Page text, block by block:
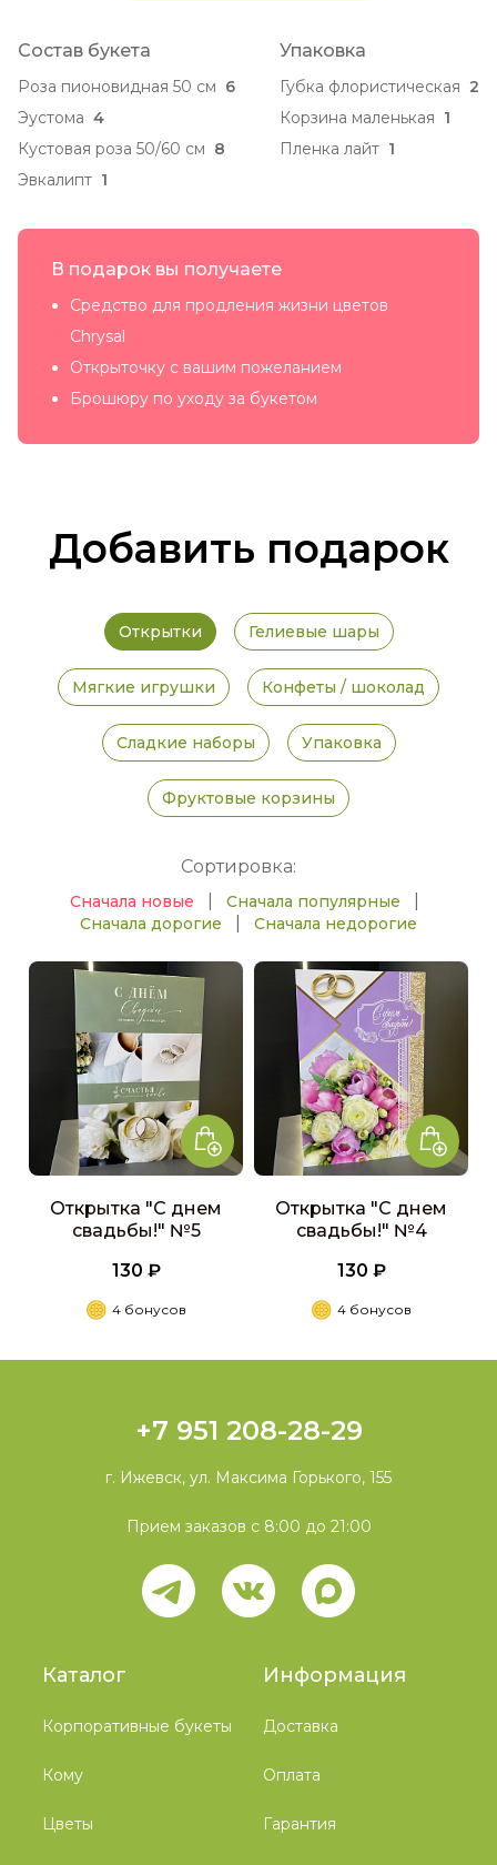
Состав букета
Роза пионовидная 50 см 6
Эустома 4
Кустовая роза 50/60 см 8
Эвкалипт 1
Упаковка
Губка флористическая 2
Корзина маленькая 1
Пленка лайт 1
В подарок вы получаете
Средство для продления жизни цветов
Chrysal
Открыточку с вашим пожеланием
Брошюру по уходу за букетом
Добавить подарок
Открытки Гелиевые шары
Мягкие игрушки Конфеты / шоколад
Сладкие наборы Упаковка
Фруктовые корзины
Сортировка:
Сначала новые Сначала популярные
Сначала дорогие Сначала недорогие
Открытка "С днем
свадьбы!" №5
130 ₽
4 бонусов
Открытка "С днем
свадьбы!" №4
130 ₽
4 бонусов
Каталог
Корпоративные букеты
Кому
Цветы
Информация
Доставка
Оплата
Гарантия
+7 951 208-28-29
г. Ижевск, ул. Максима Горького, 155
Прием заказов с 8:00 до 21:00